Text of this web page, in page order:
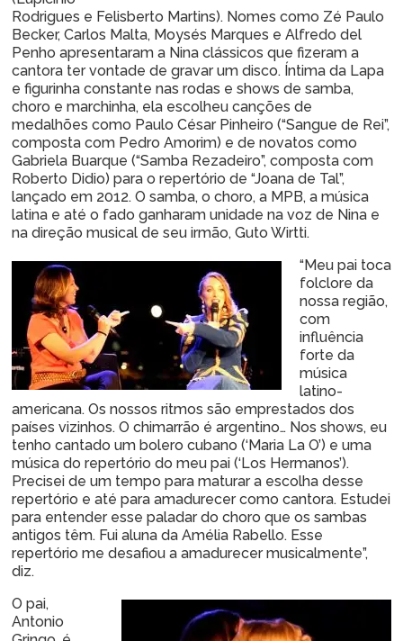
Rodrigues e Felisberto Martins). Nomes como Zé Paulo
Becker, Carlos Malta, Moysés Marques e Alfredo del
Penho apresentaram a Nina clássicos que fizeram a
cantora ter vontade de gravar um disco. Íntima da Lapa
e figurinha constante nas rodas e shows de samba,
choro e marchinha, ela escolheu canções de
medalhões como Paulo César Pinheiro (“Sangue de Rei”,
composta com Pedro Amorim) e de novatos como
Gabriela Buarque (“Samba Rezadeiro”, composta com
Roberto Didio) para o repertório de “Joana de Tal”,
lançado em 2012. O samba, o choro, a MPB, a música
latina e até o fado ganharam unidade na voz de Nina e
na direção musical de seu irmão, Guto Wirtti.
“Meu pai toca
folclore da
nossa região,
com
influência
forte da
música
latino-
americana. Os nossos ritmos são emprestados dos
países vizinhos. O chimarrão é argentino… Nos shows, eu
tenho cantado um bolero cubano (‘Maria La O’) e uma
música do repertório do meu pai (‘Los Hermanos’).
Precisei de um tempo para maturar a escolha desse
repertório e até para amadurecer como cantora. Estudei
para entender esse paladar do choro que os sambas
antigos têm. Fui aluna da Amélia Rabello. Esse
repertório me desafiou a amadurecer musicalmente”,
diz.
O pai,
Antonio